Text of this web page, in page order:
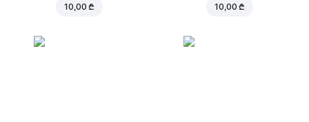
10,00 ₾ 10,00 ₾